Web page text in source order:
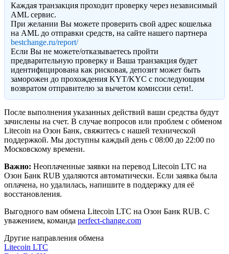
Каждая транзакция проходит проверку через независимый
AML сервис.
При желании Вы можете проверить свой адрес кошелька
на AML до отправки средств, на сайте нашего партнера
bestchange.ru/report/
Eсли Вы не можете/отказываетесь пройти
предварительную проверку и Ваша транзакция будет
идентифицирована как рисковая, депозит может быть
заморожен до прохождения KYT/KYC с последующим
возвратом отправителю за вычетом комиссии сети!.
После выполнения указанных действий ваши средства будут
зачислены на счет. В случае вопросов или проблем с обменом
Litecoin на Озон Банк, свяжитесь с нашей технической
поддержкой. Мы доступны каждый день с 08:00 до 22:00 по
Московскому времени.
Важно: Неоплаченные заявки на перевод Litecoin LTC на
Озон Банк RUB удаляются автоматически. Если заявка была
оплачена, но удалилась, напишите в поддержку для её
восстановления.
Выгодного вам обмена Litecoin LTC на Озон Банк RUB. С
уважением, команда perfect-change.com
Другие направления обмена
Litecoin LTC